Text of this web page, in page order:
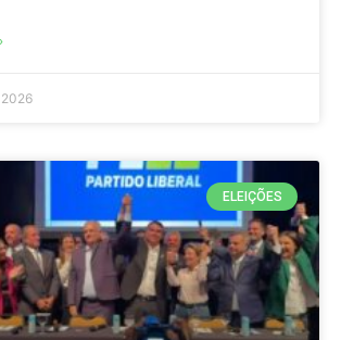
ELEIÇÕES